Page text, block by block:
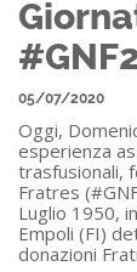
05/07/2020
Oggi,
esperienza
trasfusionali,
Fratres
Luglio 1950,
Empoli (FI)
donazioni